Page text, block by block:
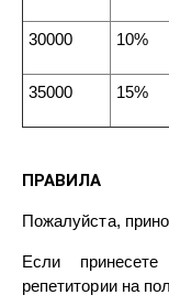
30000 10%
35000 15%
ПРАВИЛА
Пожалуйста,
Если
репетитории на